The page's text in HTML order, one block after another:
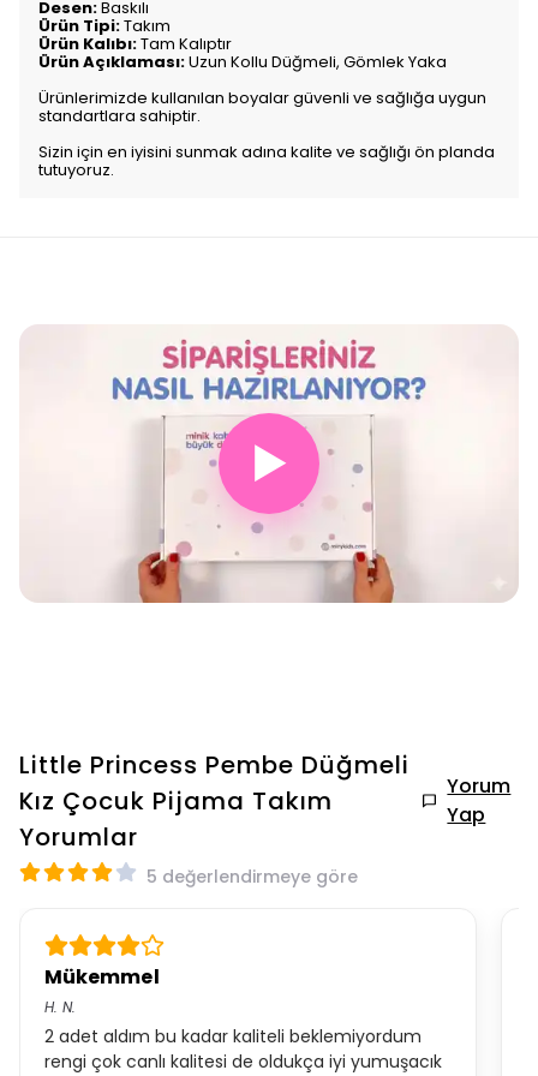
Desen:Baskılı
Ürün Tipi:Takım
Ürün Kalıbı:Tam Kalıptır
Ürün Açıklaması:Uzun Kollu Düğmeli, Gömlek Yaka
Ürünlerimizde kullanılan boyalar güvenli ve sağlığa uygun
standartlara sahiptir.
Sizin için en iyisini sunmak adına kalite ve sağlığı ön planda
tutuyoruz.
▶
Little Princess Pembe Düğmeli
Kız Çocuk Pijama Takım
Yorumlar
Yorum
Yap
5 değerlendirmeye göre
Mükemmel
H. N.
2 adet aldım bu kadar kaliteli beklemiyordum
rengi çok canlı kalitesi de oldukça iyi yumuşacık